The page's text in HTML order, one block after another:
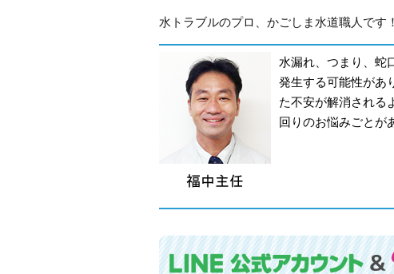
水トラブルのプロ、かごしま水道職人で
水漏れ、つまり、蛇
発生する可能性があ
た不安が解消される
回りのお悩みごとが